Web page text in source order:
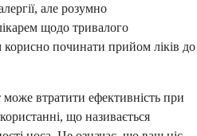
але розумно
щодо тривалого
починати прийом ліків до
втратити ефективність при
що називається